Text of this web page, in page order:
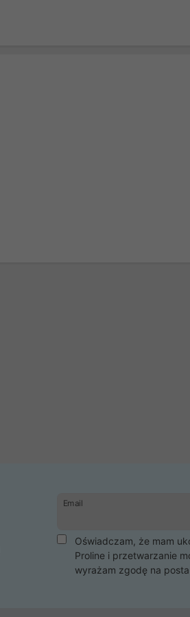
Email
Oświadczam, że mam
Proline i przetwarzanie
wyrażam zgodę na